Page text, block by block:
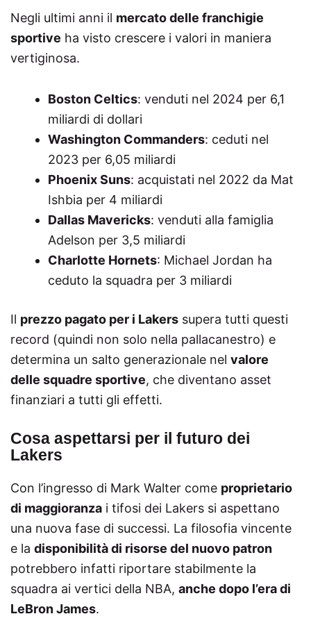
Negli ultimi anni il mercato delle franchigie
sportive ha visto crescere i valori in maniera
vertiginosa.
Boston Celtics: venduti nel 2024 per 6,1
miliardi di dollari
Washington Commanders: ceduti nel
2023 per 6,05 miliardi
Phoenix Suns: acquistati nel 2022 da Mat
Ishbia per 4 miliardi
Dallas Mavericks: venduti alla famiglia
Adelson per 3,5 miliardi
Charlotte Hornets: Michael Jordan ha
ceduto la squadra per 3 miliardi
Il prezzo pagato per i Lakers supera tutti questi
record (quindi non solo nella pallacanestro) e
determina un salto generazionale nel valore
delle squadre sportive, che diventano asset
finanziari a tutti gli effetti.
Cosa aspettarsi per il futuro dei
Lakers
Con l’ingresso di Mark Walter come proprietario
di maggioranza i tifosi dei Lakers si aspettano
una nuova fase di successi. La filosofia vincente
e la disponibilità di risorse del nuovo patron
potrebbero infatti riportare stabilmente la
squadra ai vertici della NBA, anche dopo l’era di
LeBron James.